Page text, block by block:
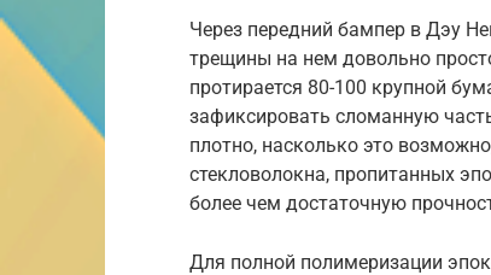
Через передний бампер в Дэу
трещины на нем довольно
протирается 80-100 крупной
зафиксировать сломанную
плотно, насколько это
стекловолокна, пропитанных
более чем достаточную
Для полной полимеризации